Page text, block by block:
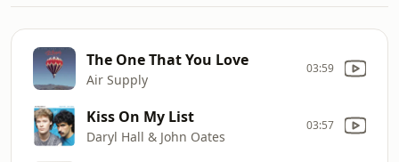
The One That You Love
Air Supply
03:59
Kiss On My List
Daryl Hall & John Oates
03:57